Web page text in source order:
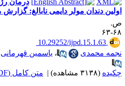
درمان
دندان مولر دایمی نابالغ: گزارش
۶۳
‎ 10.29252/ijpd.15.1.63
محمدی
،یاسمین قهرمانی
(۳۱۳۸ مشاهده) | متن کامل (PDF)